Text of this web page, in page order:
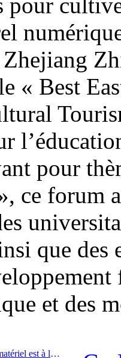
« Best
pour
ce forum
que des
et des
Prev:Le patrimoine culturel immatériel est à la tête de la mode hôtelière, où seront les prochains hôtels de villégiature haut de gamme ?